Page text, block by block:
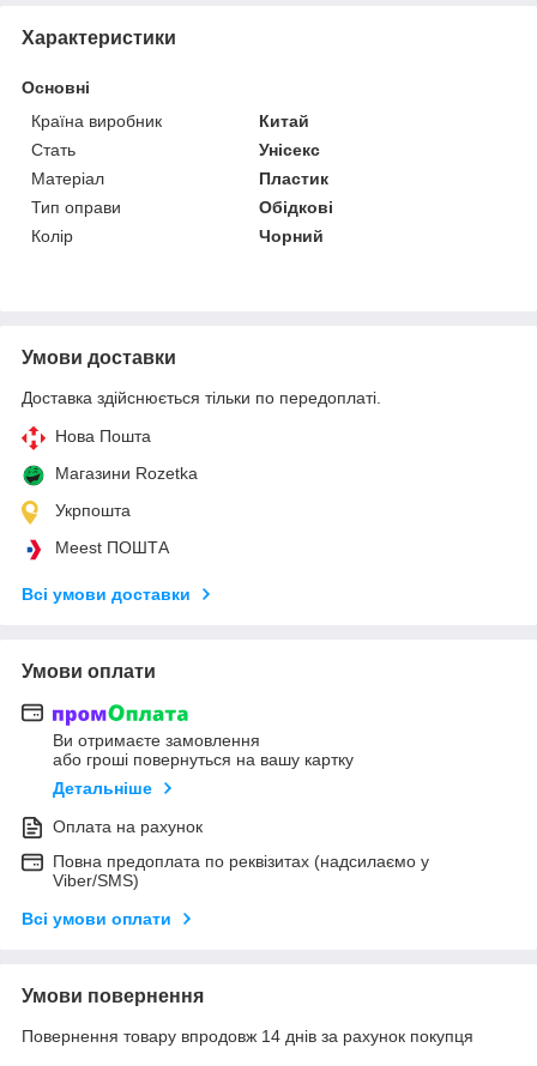
Характеристики
Основні
Країна виробник
Китай
Стать
Унісекс
Матеріал
Пластик
Тип оправи
Обідкові
Колір
Чорний
Умови доставки
Доставка здійснюється тільки по передоплаті.
Нова Пошта
Магазини Rozetka
Укрпошта
Meest ПОШТА
Всі умови доставки
Умови оплати
Ви отримаєте замовлення
або гроші повернуться на вашу картку
Детальніше
Оплата на рахунок
Повна предоплата по реквізитах (надсилаємо у
Viber/SMS)
Всі умови оплати
Умови повернення
Повернення товару впродовж 14 днів за рахунок покупця